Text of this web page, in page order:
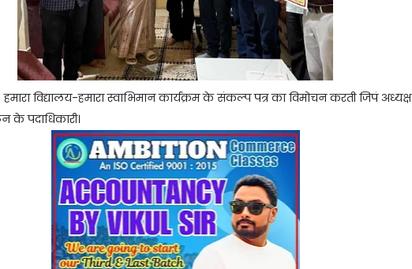
विद्यालय-हमारा स्वाभिमान कार्यक्रम के संकल्प पत्र का विमोचन करती जिपं अध्यक्ष
के पदाधिकारी।